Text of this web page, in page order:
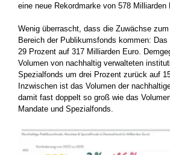
eine neue Rekordmarke von 578 Milliarden
Wenig überrascht, dass die Zuwächse
Bereich der Publikumsfonds kommen:
29 Prozent auf 317 Milliarden Euro.
Volumen von nachhaltig verwalteten
Spezialfonds um drei Prozent zurück auf
Inzwischen ist das Volumen der
damit fast doppelt so groß wie das
Mandate und Spezialfonds.